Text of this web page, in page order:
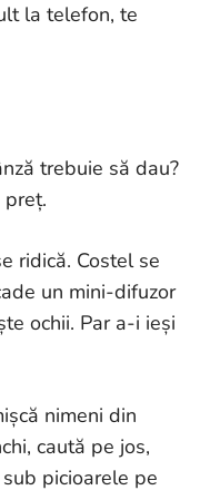
la telefon, te
trebuie să dau?
preț.
ridică. Costel se
un mini-difuzor
ochii. Par a-i ieși
nimeni din
caută pe jos,
picioarele pe